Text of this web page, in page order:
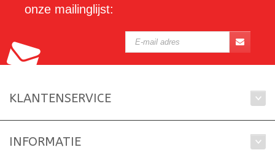
onze mailinglijst:
KLANTENSERVICE
INFORMATIE